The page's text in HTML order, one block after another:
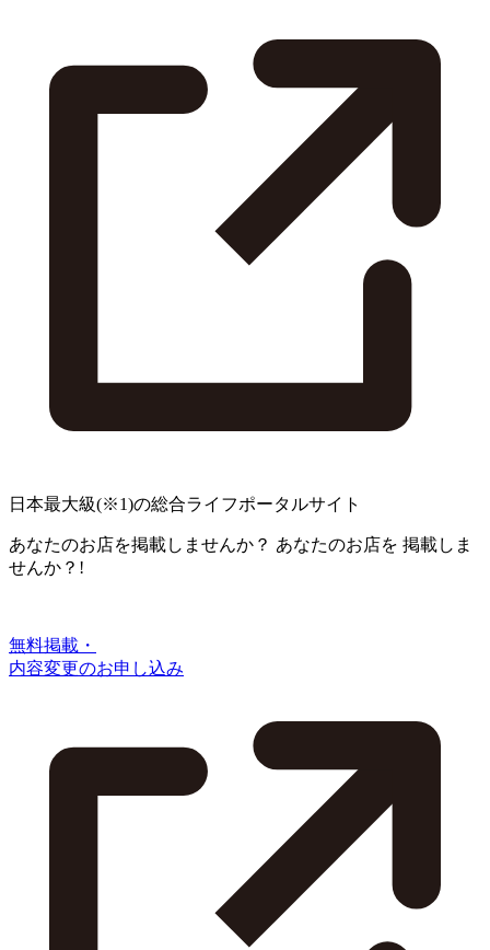
日本最大級(※1)の総合ライフポータルサイト
あなたのお店を掲載しませんか？ あなたのお店を 掲載しま
せんか？!
無料掲載・
内容変更のお申し込み